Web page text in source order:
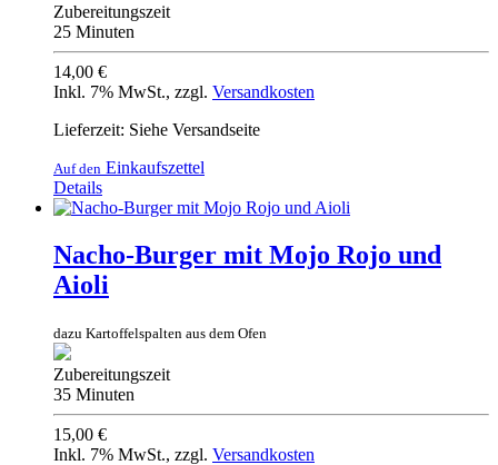
Zubereitungszeit
25 Minuten
14,00 €
Inkl. 7% MwSt., zzgl. Versandkosten
Lieferzeit: Siehe Versandseite
Auf den Einkaufszettel
Details
Nacho-Burger mit Mojo Rojo und
Aioli
dazu Kartoffelspalten aus dem Ofen
Zubereitungszeit
35 Minuten
15,00 €
Inkl. 7% MwSt., zzgl. Versandkosten